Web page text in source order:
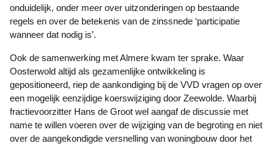
onduidelijk, onder meer over uitzonderingen op bestaande
regels en over de betekenis van de zinssnede ‘participatie
wanneer dat nodig is’.
Ook de samenwerking met Almere kwam ter sprake. Waar
Oosterwold altijd als gezamenlijke ontwikkeling is
gepositioneerd, riep de aankondiging bij de VVD vragen op over
een mogelijk eenzijdige koerswijziging door Zeewolde. Waarbij
fractievoorzitter Hans de Groot wel aangaf de discussie met
name te willen voeren over de wijziging van de begroting en niet
over de aangekondigde versnelling van woningbouw door het